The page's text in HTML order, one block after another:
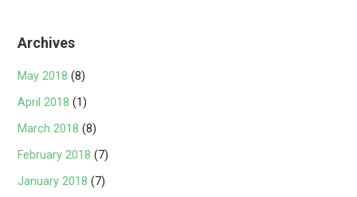
Archives
May 2018 (8)
April 2018 (1)
March 2018 (8)
February 2018 (7)
January 2018 (7)